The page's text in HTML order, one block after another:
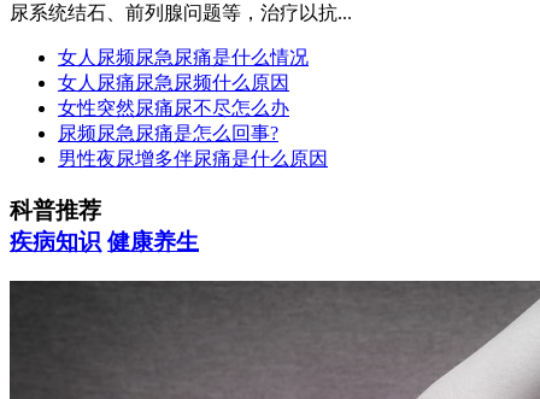
尿系统结石、前列腺问题等，治疗以抗...
女人尿频尿急尿痛是什么情况
女人尿痛尿急尿频什么原因
女性突然尿痛尿不尽怎么办
尿频尿急尿痛是怎么回事?
男性夜尿增多伴尿痛是什么原因
科普推荐
疾病知识 健康养生